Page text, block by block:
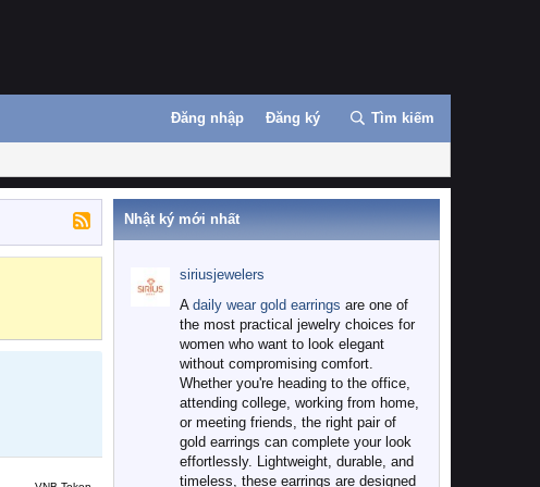
Đăng nhập Đăng ký Tìm kiếm
Nhật ký mới nhất
siriusjewelers
A daily wear gold earrings are one of
the most practical jewelry choices for
women who want to look elegant
without compromising comfort.
Whether you're heading to the office,
attending college, working from home,
or meeting friends, the right pair of
gold earrings can complete your look
effortlessly. Lightweight, durable, and
timeless, these earrings are designed